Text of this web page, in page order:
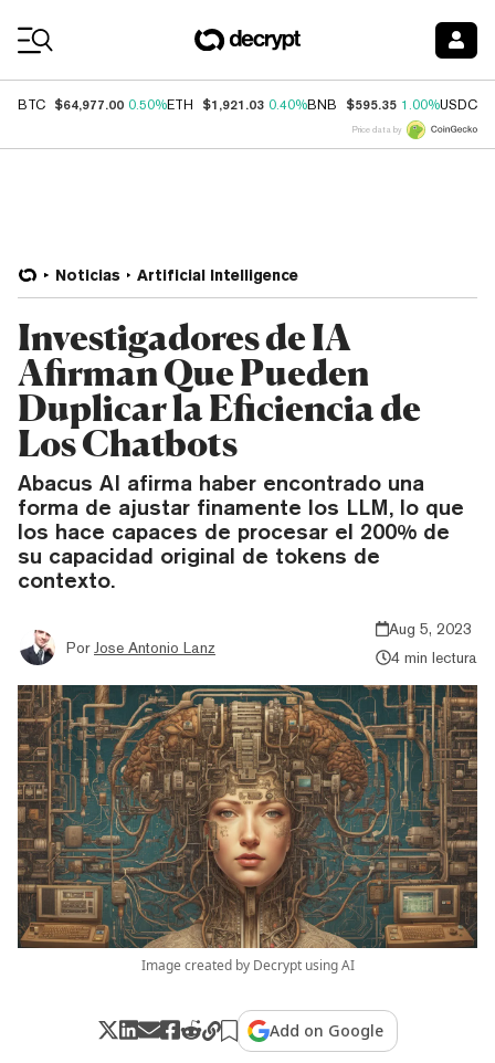
BTC $64,977.00 0.50%ETH $1,921.03 0.40%BNB $595.35 1.00%USDC
Price data by
Noticias Artificial Intelligence
Investigadores de IA
Afirman Que Pueden
Duplicar la Eficiencia de
Los Chatbots
Abacus AI afirma haber encontrado una
forma de ajustar finamente los LLM, lo que
los hace capaces de procesar el 200% de
su capacidad original de tokens de
contexto.
Por Jose Antonio Lanz
Aug 5, 2023
4 min lectura
Image created by Decrypt using AI
Add on Google